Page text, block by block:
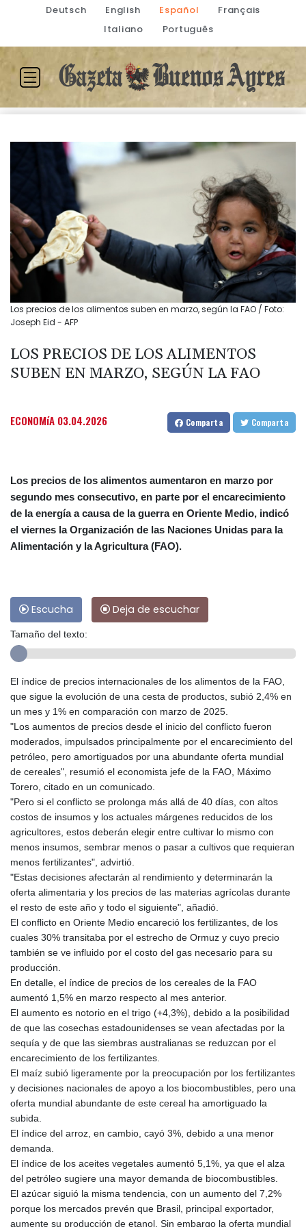
Deutsch English Español
Français
Italiano
Português
Los precios de los alimentos suben en marzo, según la FAO / Foto:
Joseph Eid - AFP
LOS PRECIOS DE LOS ALIMENTOS
SUBEN EN MARZO, SEGÚN LA FAO
ECONOMíA 03.04.2026 Comparta Comparta
Los precios de los alimentos aumentaron en marzo por
segundo mes consecutivo, en parte por el encarecimiento
de la energía a causa de la guerra en Oriente Medio, indicó
el viernes la Organización de las Naciones Unidas para la
Alimentación y la Agricultura (FAO).
Escucha Deja de escuchar
Tamaño del texto:
El índice de precios internacionales de los alimentos de la FAO,
que sigue la evolución de una cesta de productos, subió 2,4% en
un mes y 1% en comparación con marzo de 2025.
"Los aumentos de precios desde el inicio del conflicto fueron
moderados, impulsados principalmente por el encarecimiento del
petróleo, pero amortiguados por una abundante oferta mundial
de cereales", resumió el economista jefe de la FAO, Máximo
Torero, citado en un comunicado.
"Pero si el conflicto se prolonga más allá de 40 días, con altos
costos de insumos y los actuales márgenes reducidos de los
agricultores, estos deberán elegir entre cultivar lo mismo con
menos insumos, sembrar menos o pasar a cultivos que requieran
menos fertilizantes", advirtió.
"Estas decisiones afectarán al rendimiento y determinarán la
oferta alimentaria y los precios de las materias agrícolas durante
el resto de este año y todo el siguiente", añadió.
El conflicto en Oriente Medio encareció los fertilizantes, de los
cuales 30% transitaba por el estrecho de Ormuz y cuyo precio
también se ve influido por el costo del gas necesario para su
producción.
En detalle, el índice de precios de los cereales de la FAO
aumentó 1,5% en marzo respecto al mes anterior.
El aumento es notorio en el trigo (+4,3%), debido a la posibilidad
de que las cosechas estadounidenses se vean afectadas por la
sequía y de que las siembras australianas se reduzcan por el
encarecimiento de los fertilizantes.
El maíz subió ligeramente por la preocupación por los fertilizantes
y decisiones nacionales de apoyo a los biocombustibles, pero una
oferta mundial abundante de este cereal ha amortiguado la
subida.
El índice del arroz, en cambio, cayó 3%, debido a una menor
demanda.
El índice de los aceites vegetales aumentó 5,1%, ya que el alza
del petróleo sugiere una mayor demanda de biocombustibles.
El azúcar siguió la misma tendencia, con un aumento del 7,2%
porque los mercados prevén que Brasil, principal exportador,
aumente su producción de etanol. Sin embargo la oferta mundial